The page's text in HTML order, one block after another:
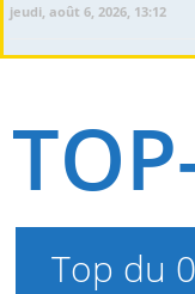
jeudi, août 6, 2026, 13:12
Top du